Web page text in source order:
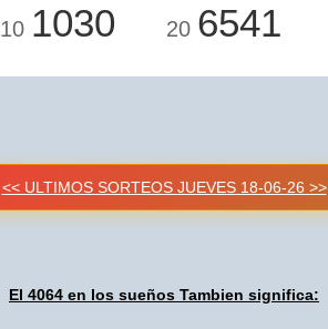
10 1030 20 6541
<< ULTIMOS SORTEOS JUEVES 18-06-26 >>
El 4064 en los sueños Tambien significa: